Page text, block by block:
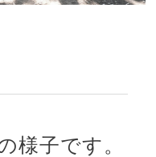
様子です。